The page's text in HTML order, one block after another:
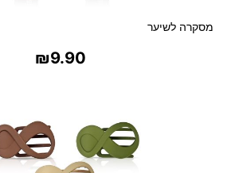
מסקרה לשיער
₪9.90